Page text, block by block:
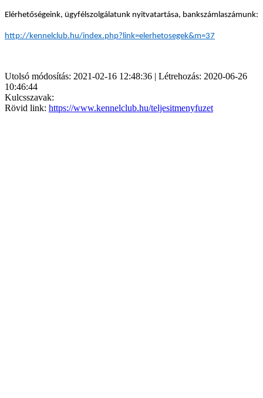
Elérhetőségeink, ügyfélszolgálatunk nyitvatartása, bankszámlaszámunk:
http://kennelclub.hu/index.php?link=elerhetosegek&m=37
Utolsó módosítás: 2021-02-16 12:48:36 | Létrehozás: 2020-06-26
10:46:44
Kulcsszavak:
Rövid link: https://www.kennelclub.hu/teljesitmenyfuzet